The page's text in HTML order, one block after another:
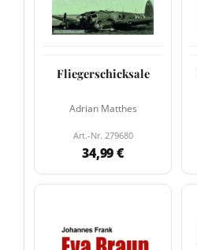
Fliegerschicksale
Adrian Matthes
Art.-Nr. 279680
34,99 €